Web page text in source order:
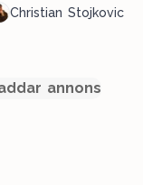
Christian Stojkovic
annons